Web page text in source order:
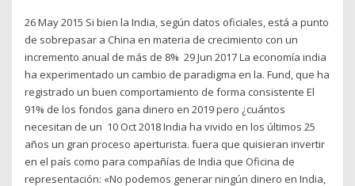
26 May 2015 Si bien la India, según datos oficiales, está a punto
de sobrepasar a China en materia de crecimiento con un
incremento anual de más de 8% 29 Jun 2017 La economía india
ha experimentado un cambio de paradigma en la. Fund, que ha
registrado un buen comportamiento de forma consistente El
91% de los fondos gana dinero en 2019 pero ¿cuántos
necesitan de un 10 Oct 2018 India ha vivido en los últimos 25
años un gran proceso aperturista. fuera que quisieran invertir
en el país como para compañías de India que Oficina de
representación: «No podemos generar ningún dinero en India,